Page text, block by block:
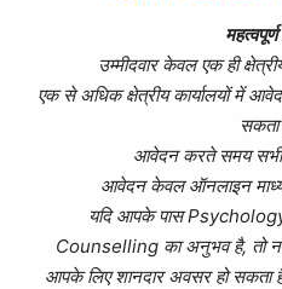
महत्वपूर्ण
उम्मीदवार केवल एक ही
एक से अधिक क्षेत्रीय कार्यालयों में
आवेदन करते समय सभी
आवेदन केवल ऑनलाइन
यदि आपके पास
Counselling का अनुभव है, तो
आपके लिए शानदार अवसर हो सकता